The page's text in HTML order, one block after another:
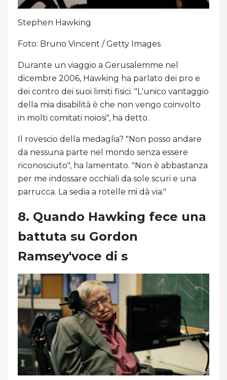
Stephen Hawking
Foto: Bruno Vincent / Getty Images
Durante un viaggio a Gerusalemme nel
dicembre 2006, Hawking ha parlato dei pro e
dei contro dei suoi limiti fisici. "L'unico vantaggio
della mia disabilità è che non vengo coinvolto
in molti comitati noiosi", ha detto.
Il rovescio della medaglia? "Non posso andare
da nessuna parte nel mondo senza essere
riconosciuto", ha lamentato. "Non è abbastanza
per me indossare occhiali da sole scuri e una
parrucca. La sedia a rotelle mi dà via."
8. Quando Hawking fece una
battuta su Gordon
Ramsey'voce di s